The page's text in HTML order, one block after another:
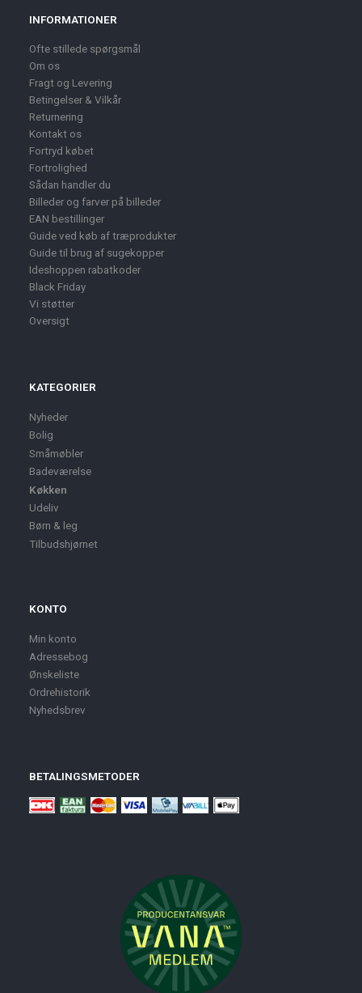
INFORMATIONER
Ofte stillede spørgsmål
Om os
Fragt og Levering
Betingelser & Vilkår
Returnering
Kontakt os
Fortryd købet
Fortrolighed
Sådan handler du
Billeder og farver på billeder
EAN bestillinger
Guide ved køb af træprodukter
Guide til brug af sugekopper
Ideshoppen rabatkoder
Black Friday
Vi støtter
Oversigt
KATEGORIER
Nyheder
Bolig
Småmøbler
Badeværelse
Køkken
Udeliv
Børn & leg
Tilbudshjørnet
KONTO
Min konto
Adressebog
Ønskeliste
Ordrehistorik
Nyhedsbrev
BETALINGSMETODER